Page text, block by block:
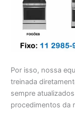
Por isso, nossa
treinada
sempre
procedimentos da